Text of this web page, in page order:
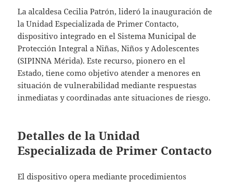
La alcaldesa Cecilia Patrón, lideró la inauguración de
la Unidad Especializada de Primer Contacto,
dispositivo integrado en el Sistema Municipal de
Protección Integral a Niñas, Niños y Adolescentes
(SIPINNA Mérida). Este recurso, pionero en el
Estado, tiene como objetivo atender a menores en
situación de vulnerabilidad mediante respuestas
inmediatas y coordinadas ante situaciones de riesgo.
Detalles de la Unidad
Especializada de Primer Contacto
El dispositivo opera mediante procedimientos